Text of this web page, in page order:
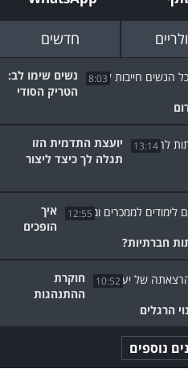
חדשים
8:03
נשים שימו לב:
הטריק הסודי
13:14
יועצת התדמית הזו
תגלה לך כיצד ליצור
12:55
איך
הופכים
חברתיות?
10:52
חוקרת
ההתנהגות
הרגלים
נוספים